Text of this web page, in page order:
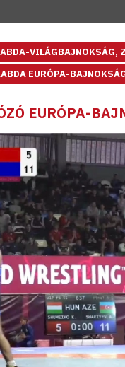
VILÁGBAJNOKSÁG,
EURÓPA-
EURÓPA-